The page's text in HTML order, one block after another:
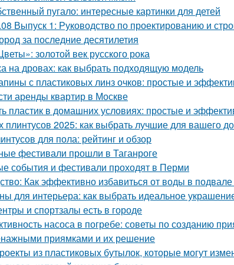
пугало: интересные картинки для детей
Выпуск 1: Руководство по проектированию и
за последние десятилетия
золотой век русского рока
на дровах: как выбрать подходящую модель
с пластиковых линз очков: простые и
аренды квартир в Москве
пластик в домашних условиях: простые и
плинтусов 2025: как выбрать лучшие для вашего
для пола: рейтинг и обзор
фестивали прошли в Таганроге
события и фестивали проходят в Перми
Как эффективно избавиться от воды в
для интерьера: как выбрать идеальное
и спортзалы есть в городе
насоса в погребе: советы по созданию
приямками и их решение
из пластиковых бутылок, которые могут